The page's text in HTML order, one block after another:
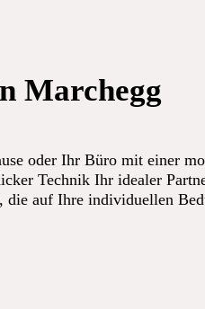
Marchegg
oder Ihr Büro mit einer
Technik Ihr idealer
auf Ihre individuellen